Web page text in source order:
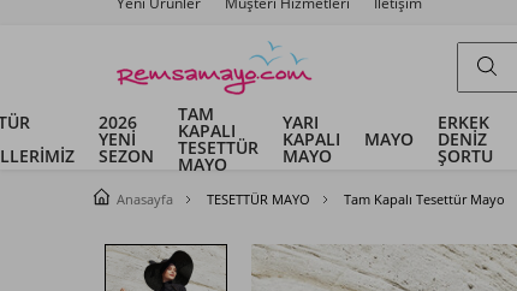
2026
YENİ
SEZON
TAM
KAPALI
TESETTÜR
MAYO
YARI
KAPALI
MAYO
MAYO
ERKEK
DENİZ
ŞORTU
Anasayfa TESETTÜR MAYO Tam Kapalı Tesettür Mayo